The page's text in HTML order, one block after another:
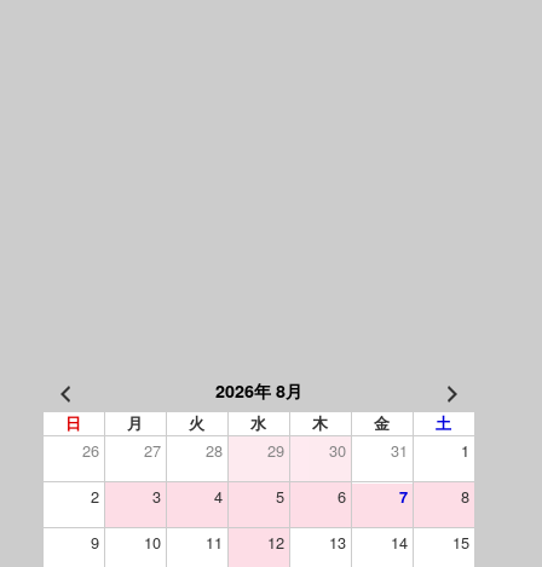
2026年 8月
日 月 火 水 木 金 土
26 27 28 29 30 31
1
2
3 4 5 6 7
8
9
10 11 12 13 14
15